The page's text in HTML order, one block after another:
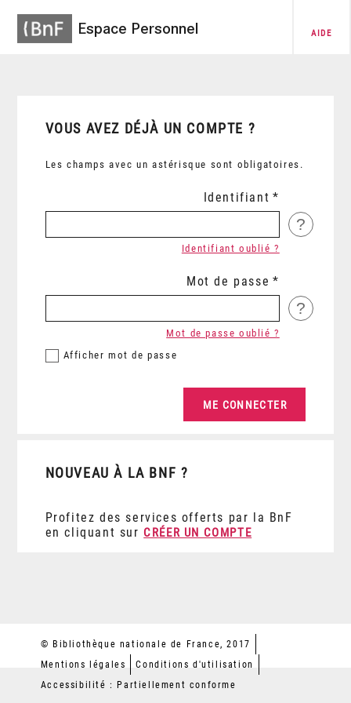
Espace Personnel AIDE
VOUS AVEZ DÉJÀ UN COMPTE ?
Les champs avec un astérisque sont obligatoires.
Identifiant
?
Identifiant oublié ?
Mot de passe
?
Afficher mot de passe
Mot de passe oublié ?
NOUVEAU À LA BNF ?
Profitez des services offerts par la BnF
en cliquant sur CRÉER UN COMPTE
© Bibliothèque nationale de France, 2017
Mentions légales
Conditions d'utilisation
Accessibilité : Partiellement conforme